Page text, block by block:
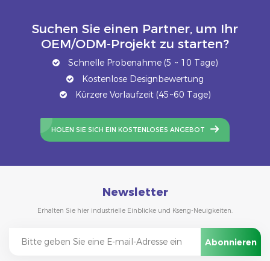
Suchen Sie einen Partner, um Ihr
OEM/ODM-Projekt zu starten?
Schnelle Probenahme (5 ~ 10 Tage)
Kostenlose Designbewertung
Kürzere Vorlaufzeit (45~60 Tage)
HOLEN SIE SICH EIN KOSTENLOSES ANGEBOT
Newsletter
Erhalten Sie hier industrielle Einblicke und Kseng-Neuigkeiten.